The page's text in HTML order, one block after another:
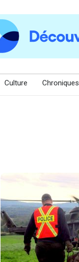
Culture Chroniques